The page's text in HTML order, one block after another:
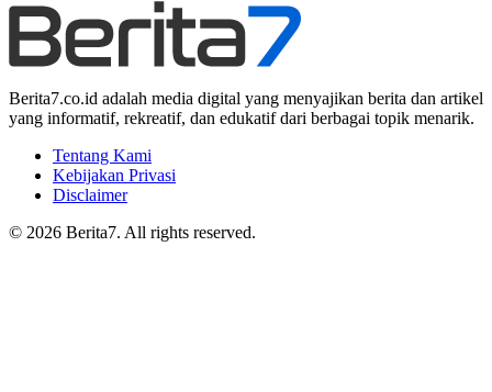
Berita7.co.id adalah media digital yang menyajikan berita dan artikel
yang informatif, rekreatif, dan edukatif dari berbagai topik menarik.
Tentang Kami
Kebijakan Privasi
Disclaimer
© 2026 Berita7. All rights reserved.